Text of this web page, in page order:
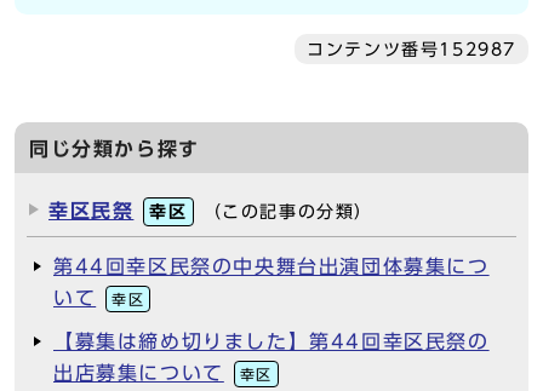
コンテンツ番号152987
同じ分類から探す
幸区民祭 幸区 （この記事の分類）
第44回幸区民祭の中央舞台出演団体募集につ
いて
幸区
【募集は締め切りました】第44回幸区民祭の
出店募集について
幸区